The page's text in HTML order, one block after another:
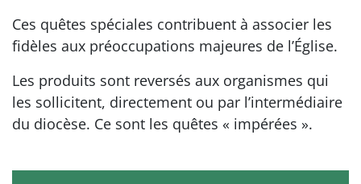
Ces quêtes spéciales contribuent à associer les
fidèles aux préoccupations majeures de l’Église.
Les produits sont reversés aux organismes qui
les sollicitent, directement ou par l’intermédiaire
du diocèse. Ce sont les quêtes « impérées ».